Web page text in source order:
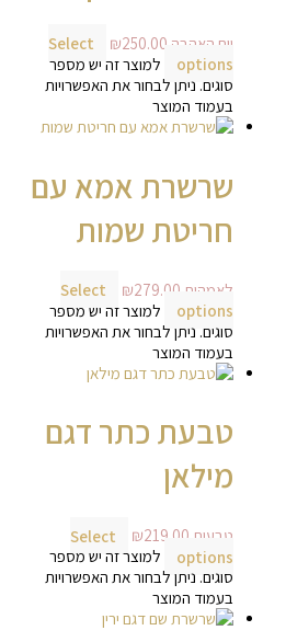
יום האהבה ₪250.00
Select
options
למוצר זה יש מספר
סוגים. ניתן לבחור את האפשרויות
בעמוד המוצר
שרשרת אמא עם
חריטת שמות
לאמהות ₪279.00
Select
options
למוצר זה יש מספר
סוגים. ניתן לבחור את האפשרויות
בעמוד המוצר
טבעת כתר דגם
מילאן
טבעות ₪219.00
Select
options
למוצר זה יש מספר
סוגים. ניתן לבחור את האפשרויות
בעמוד המוצר